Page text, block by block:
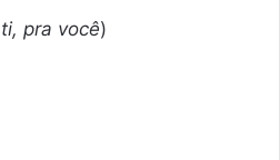
pra você)